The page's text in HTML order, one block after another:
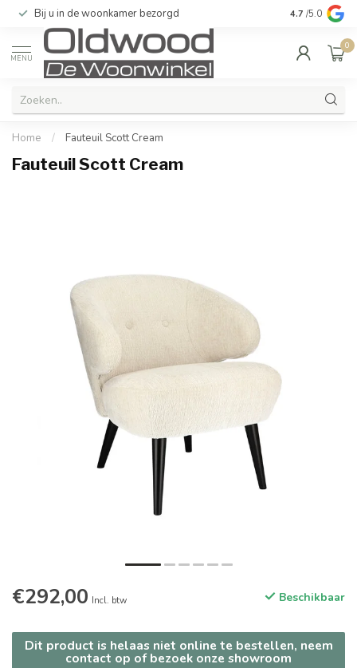
Bij u in de woonkamer bezorgd Kwaliteit &
4.7 /5.0
MENU
0
Home / Fauteuil Scott Cream
Fauteuil Scott Cream
€292,00 Incl. btw Beschikbaar
Dit product is helaas niet online te bestellen, neem
contact op of bezoek onze showroom